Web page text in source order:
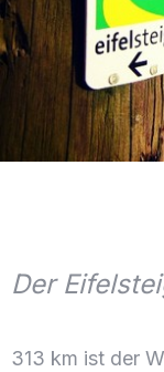
Der
313 km ist der